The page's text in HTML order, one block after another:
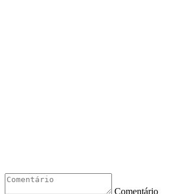
Comentário